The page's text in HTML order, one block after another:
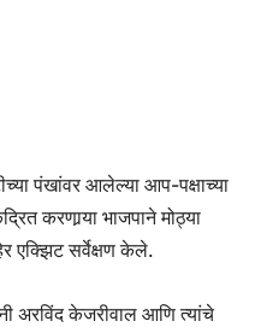
पंखांवर आलेल्या आप-पक्षाच्या
करणार्‍या भाजपाने मोठ्या
एक्झिट सर्वेक्षण केले.
अरविंद केजरीवाल आणि त्यांचे